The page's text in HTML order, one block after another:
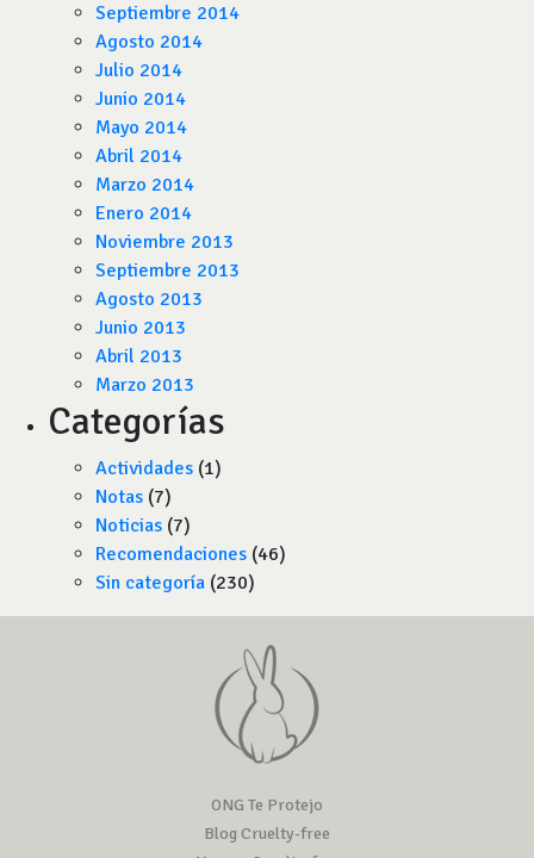
Septiembre 2014
Agosto 2014
Julio 2014
Junio 2014
Mayo 2014
Abril 2014
Marzo 2014
Enero 2014
Noviembre 2013
Septiembre 2013
Agosto 2013
Junio 2013
Abril 2013
Marzo 2013
Categorías
Actividades (1)
Notas (7)
Noticias (7)
Recomendaciones (46)
Sin categoría (230)
ONG Te Protejo
Blog Cruelty-free